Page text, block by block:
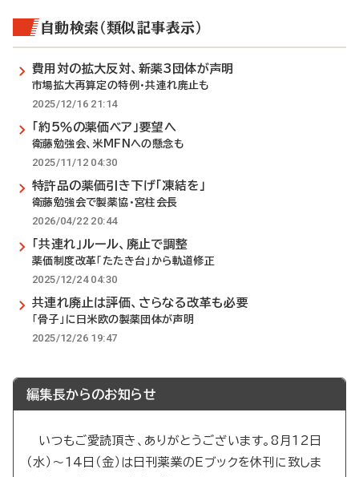
自動検索（類似記事表示）
費用対の拡大反対、新薬3団体が声明
市場拡大再算定の特例・共連れ廃止も
2025/12/16 21:14
「約5％の薬価ベア」要望へ
衛藤勉強会、米MFNへの懸念も
2025/11/12 04:30
特許品の薬価引き下げ「凍結を」
衛藤勉強会で製薬協・宮柱会長
2026/04/22 20:44
「共連れ」ルール、廃止で調整
薬価制度改革「たたき台」から軌道修正
2025/12/24 04:30
共連れ廃止は評価、さらなる改革も必要
「骨子」に日米欧の製薬団体が声明
2025/12/26 19:47
編集長からのお知らせ
いつもご愛読頂き、ありがとうございます。8月12日
（水）～14日（金）は日刊薬業のEブックを休刊に致しま